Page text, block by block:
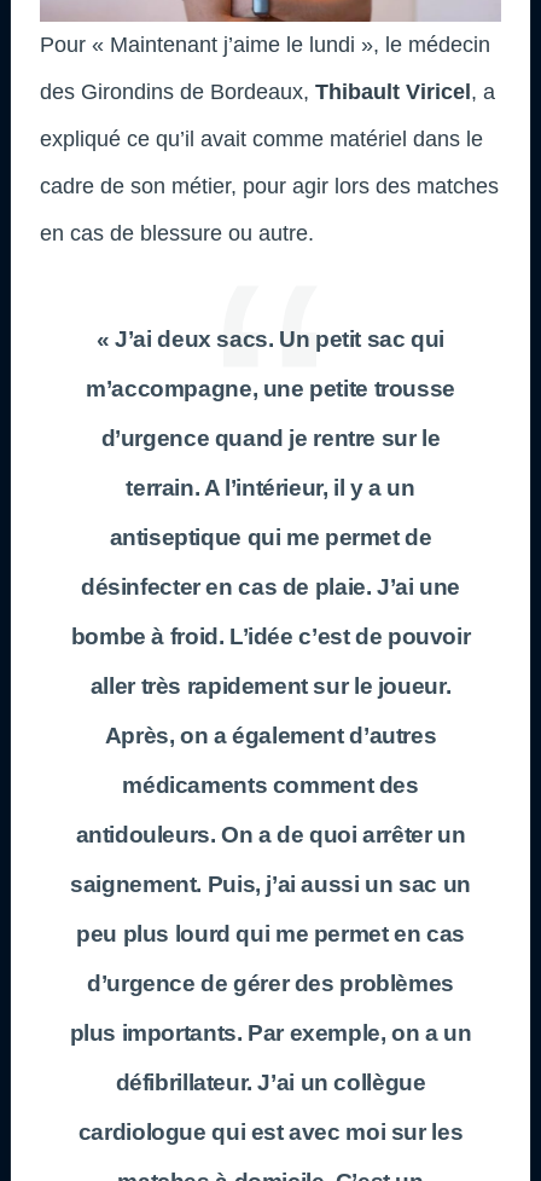
Pour « Maintenant j’aime le lundi », le médecin
des Girondins de Bordeaux, Thibault Viricel, a
expliqué ce qu’il avait comme matériel dans le
cadre de son métier, pour agir lors des matches
en cas de blessure ou autre.
« J’ai deux sacs. Un petit sac qui
m’accompagne, une petite trousse
d’urgence quand je rentre sur le
terrain. A l’intérieur, il y a un
antiseptique qui me permet de
désinfecter en cas de plaie. J’ai une
bombe à froid. L’idée c’est de pouvoir
aller très rapidement sur le joueur.
Après, on a également d’autres
médicaments comment des
antidouleurs. On a de quoi arrêter un
saignement. Puis, j’ai aussi un sac un
peu plus lourd qui me permet en cas
d’urgence de gérer des problèmes
plus importants. Par exemple, on a un
défibrillateur. J’ai un collègue
cardiologue qui est avec moi sur les